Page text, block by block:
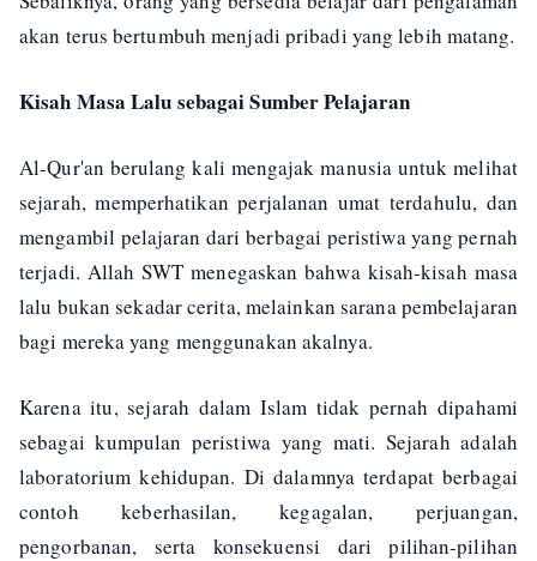
akan terus bertumbuh menjadi pribadi yang lebih matang.
Kisah Masa Lalu sebagai Sumber Pelajaran
Al-Qur'an berulang kali mengajak manusia untuk melihat
sejarah, memperhatikan perjalanan umat terdahulu, dan
mengambil pelajaran dari berbagai peristiwa yang pernah
terjadi. Allah SWT menegaskan bahwa kisah-kisah masa
lalu bukan sekadar cerita, melainkan sarana pembelajaran
bagi mereka yang menggunakan akalnya.
Karena itu, sejarah dalam Islam tidak pernah dipahami
sebagai kumpulan peristiwa yang mati. Sejarah adalah
laboratorium kehidupan. Di dalamnya terdapat berbagai
contoh keberhasilan, kegagalan, perjuangan,
pengorbanan, serta konsekuensi dari pilihan-pilihan